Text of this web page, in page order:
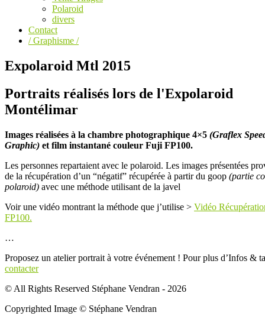
Polaroid
divers
Contact
/ Graphisme /
Expolaroid Mtl 2015
Portraits réalisés lors de l'Expolaroid
Montélimar
Images réalisées à la chambre photographique 4×5 (Graflex
Graphic) et film instantané couleur Fuji FP100.
Les personnes repartaient avec le polaroid. Les images présentées
de la récupération d’un “négatif” récupérée à partir du goop (partie
polaroid) avec une méthode utilisant de la javel
Voir une vidéo montrant la méthode que j’utilise > Vidéo
FP100.
…
Proposez un atelier portrait à votre événement ! Pour plus d’Infos &
contacter
© All Rights Reserved Stéphane Vendran - 2026
Copyrighted Image © Stéphane Vendran